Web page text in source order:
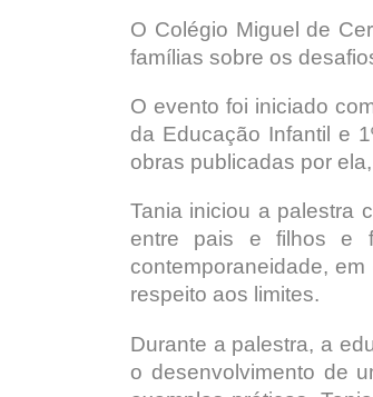
O Colégio Miguel de
famílias sobre os
O evento foi iniciado
da Educação Infantil e
obras publicadas por
Tania iniciou a palestra
entre pais e filhos e
contemporaneidade,
respeito aos limites.
Durante a palestra, a
o desenvolvimento de